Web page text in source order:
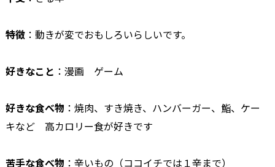
特徴：動きが変でおもしろいらしいです。
好きなこと ：漫画 ゲーム
好きな食べ物 ：焼肉、すき焼き、ハンバーガー、鮨、ケー
キなど 高カロリー食が好きです
苦手な食べ物 ：辛いもの（ココイチでは１辛まで）